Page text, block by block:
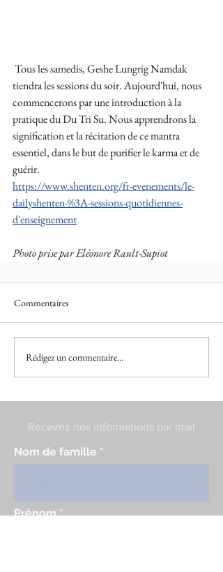
tiendra les sessions du soir. Aujourd'hui, nous
commencerons par une introduction à la
pratique du Du Tri Su. Nous apprendrons la
signification et la récitation de ce mantra
essentiel, dans le but de purifier le karma et de
guérir.
https://www.shenten.org/fr-evenements/le-
dailyshenten-%3A-sessions-quotidiennes-
d'enseignement
Photo prise par Eléonore Rault-Supiot
Commentaires
Rédigez un commentaire...
Recevez nos informations par mail
Nom de famille
Prénom